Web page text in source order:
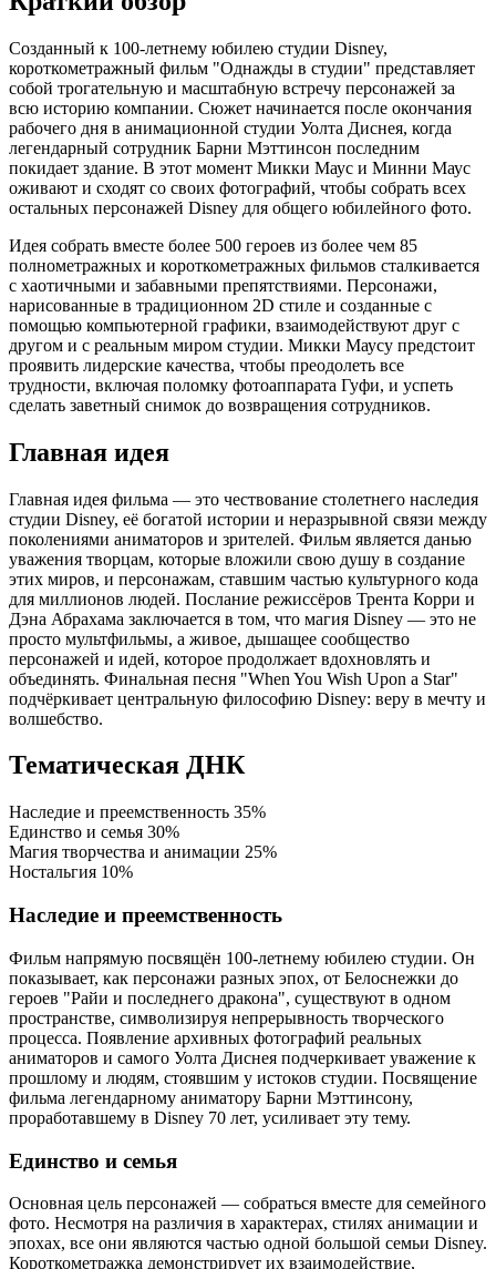
Созданный к 100-летнему юбилею студии Disney,
короткометражный фильм "Однажды в студии" представляет
собой трогательную и масштабную встречу персонажей за
всю историю компании. Сюжет начинается после окончания
рабочего дня в анимационной студии Уолта Диснея, когда
легендарный сотрудник Барни Мэттинсон последним
покидает здание. В этот момент Микки Маус и Минни Маус
оживают и сходят со своих фотографий, чтобы собрать всех
остальных персонажей Disney для общего юбилейного фото.
Идея собрать вместе более 500 героев из более чем 85
полнометражных и короткометражных фильмов сталкивается
с хаотичными и забавными препятствиями. Персонажи,
нарисованные в традиционном 2D стиле и созданные с
помощью компьютерной графики, взаимодействуют друг с
другом и с реальным миром студии. Микки Маусу предстоит
проявить лидерские качества, чтобы преодолеть все
трудности, включая поломку фотоаппарата Гуфи, и успеть
сделать заветный снимок до возвращения сотрудников.
Главная идея
Главная идея фильма — это чествование столетнего наследия
студии Disney, её богатой истории и неразрывной связи между
поколениями аниматоров и зрителей. Фильм является данью
уважения творцам, которые вложили свою душу в создание
этих миров, и персонажам, ставшим частью культурного кода
для миллионов людей. Послание режиссёров Трента Корри и
Дэна Абрахама заключается в том, что магия Disney — это не
просто мультфильмы, а живое, дышащее сообщество
персонажей и идей, которое продолжает вдохновлять и
объединять. Финальная песня "When You Wish Upon a Star"
подчёркивает центральную философию Disney: веру в мечту и
волшебство.
Тематическая ДНК
Наследие и преемственность 35%
Единство и семья 30%
Магия творчества и анимации 25%
Ностальгия 10%
Наследие и преемственность
Фильм напрямую посвящён 100-летнему юбилею студии. Он
показывает, как персонажи разных эпох, от Белоснежки до
героев "Райи и последнего дракона", существуют в одном
пространстве, символизируя непрерывность творческого
процесса. Появление архивных фотографий реальных
аниматоров и самого Уолта Диснея подчеркивает уважение к
прошлому и людям, стоявшим у истоков студии. Посвящение
фильма легендарному аниматору Барни Мэттинсону,
проработавшему в Disney 70 лет, усиливает эту тему.
Единство и семья
Основная цель персонажей — собраться вместе для семейного
фото. Несмотря на различия в характерах, стилях анимации и
эпохах, все они являются частью одной большой семьи Disney.
Короткометражка демонстрирует их взаимодействие,